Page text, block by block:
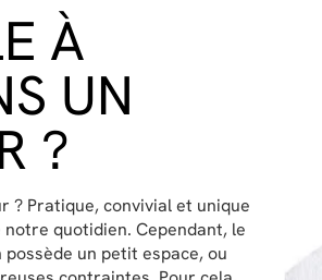
À
UN
?
? Pratique, convivial et unique
quotidien. Cependant, le
un petit espace, ou